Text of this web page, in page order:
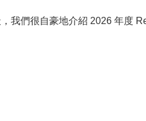
我們很自豪地介紹 2026 年